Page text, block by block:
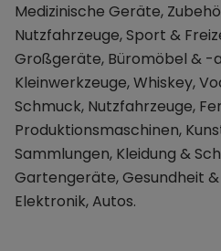
Medizinische Geräte,
Nutzfahrzeuge, Sport &
Großgeräte, Büromöbel & -
Kleinwerkzeuge, Whiskey,
Schmuck, Nutzfahrzeuge,
Produktionsmaschinen,
Sammlungen, Kleidung &
Gartengeräte, Gesundheit
Elektronik, Autos.